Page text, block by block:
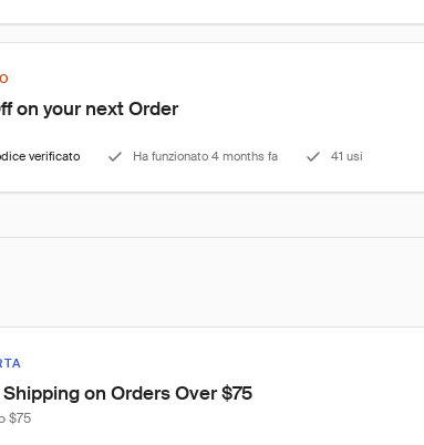
on your next Order
verificato Ha funzionato 4 months fa 41 usi
on Orders Over $75
$75